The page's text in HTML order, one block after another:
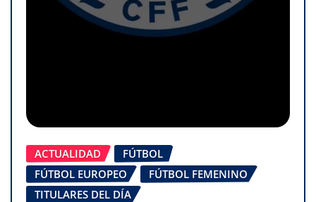
ACTUALIDAD
FÚTBOL
FÚTBOL EUROPEO
FÚTBOL FEMENINO
TITULARES DEL DÍA